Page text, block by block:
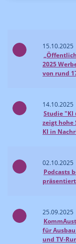
15.10.2025
2025
von rund
14.10.2025
Studie "KI
zeigt hohe
KI in
02.10.2025
Podcasts
25.09.2025
für
und TV-